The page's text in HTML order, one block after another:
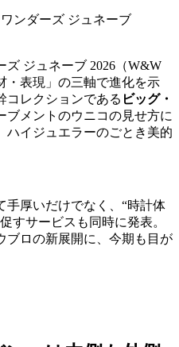
ズ ジュネーブ 2026（W&W
・表現」の三軸で進化を示
コレクションである ビッグ・
ブメントのウニコの見せ方に
ハイジュエラーのごとき美的
手厚いだけでなく、“時計体
すサービスも同時に発表。
ブロの新展開に、今期も目が